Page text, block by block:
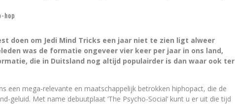
hop
doen om Jedi Mind Tricks een jaar niet te zien ligt alweer
was de formatie ongeveer vier keer per jaar in ons land,
die in Duitsland nog altijd populairder is dan waar ook ter
een mega-relevante en maatschappelijk betrokken hiphopact, die de
geluid. Met name debuutplaat ‘The Psycho-Social’ kunt u er uit die tijd